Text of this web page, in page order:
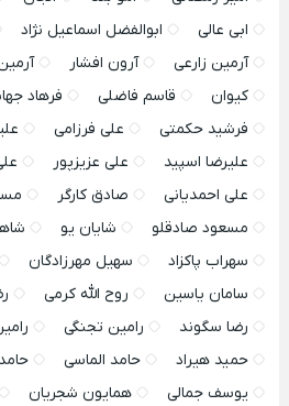
ابی عالی
ابوالفضل اسماعیل نژاد
آرمین زارعی
آرون افشار
کیوان
قاسم فاضلی فرهاد
فرشید حکمتی
علی فرزامی
علیرضا اسپید
علی عزیزپور
علی احمدیانی
صادق کارگر
مسعود صادقلو
شایان یو
سهراب پاکزاد
سهیل مهرزادگان
سامان یاسین
روح الله کرمی
رضا سگوند
رامین تجنگی
حمید هیراد
حامد الماسی
یوسف جمالی
همایون شجریان